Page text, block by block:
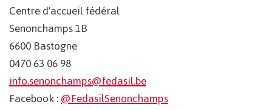
Centre d'accueil fédéral
Senonchamps 1B
6600 Bastogne
0470 63 06 98
info.senonchamps@fedasil.be
Facebook :@FedasilSenonchamps